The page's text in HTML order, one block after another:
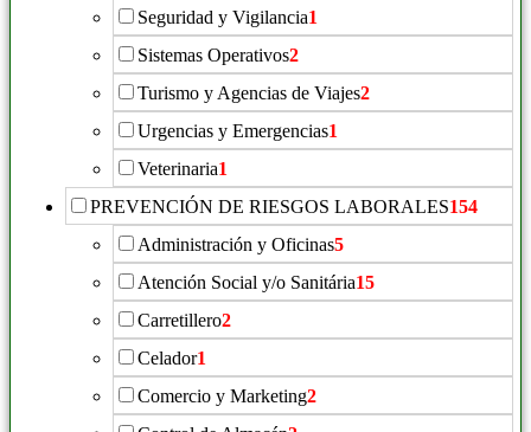
Seguridad y Vigilancia1
Sistemas Operativos2
Turismo y Agencias de Viajes2
Urgencias y Emergencias1
Veterinaria1
PREVENCIÓN DE RIESGOS LABORALES154
Administración y Oficinas5
Atención Social y/o Sanitária15
Carretillero2
Celador1
Comercio y Marketing2